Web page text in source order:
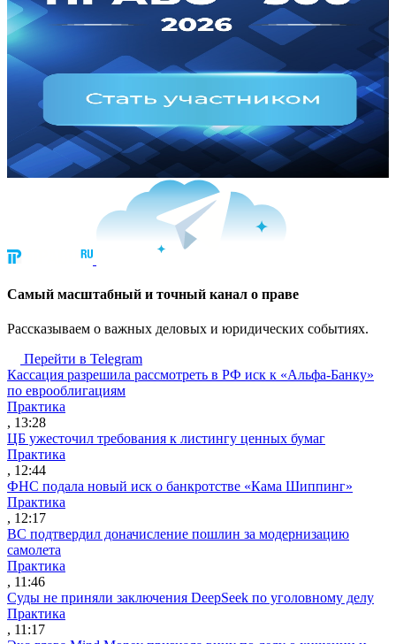
Cамый масштабный и точный канал о праве
Рассказываем о важных деловых и юридических событиях.
Перейти в Telegram
Кассация разрешила рассмотреть в РФ иск к «Альфа-Банку»
по еврооблигациям
Практика
, 13:28
ЦБ ужесточил требования к листингу ценных бумаг
Практика
, 12:44
ФНС подала новый иск о банкротстве «Кама Шиппинг»
Практика
, 12:17
ВС подтвердил доначисление пошлин за модернизацию
самолета
Практика
, 11:46
Суды не приняли заключения DeepSeek по уголовному делу
Практика
, 11:17